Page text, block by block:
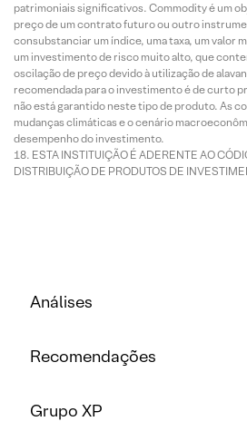
patrimoniais significativos. Commodity é um
preço de um contrato futuro ou outro
consubstanciar um índice, uma taxa, um valor
um investimento de risco muito alto, que
oscilação de preço devido à utilização de
recomendada para o investimento é de curto
não está garantido neste tipo de produto. As
mudanças climáticas e o cenário
desempenho do investimento.
ESTA INSTITUIÇÃO É ADERENTE AO
DISTRIBUIÇÃO DE PRODUTOS DE
Análises
Recomendações
Grupo XP